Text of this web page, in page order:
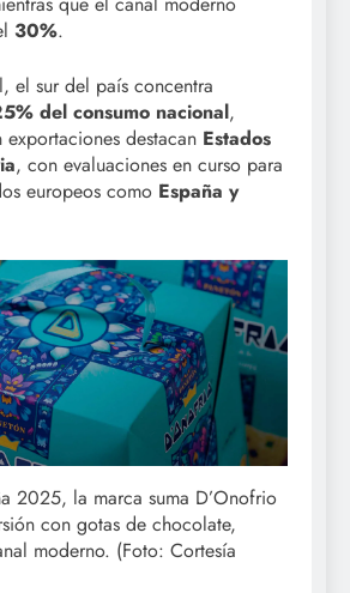
30%.
el sur del país concentra
del consumo nacional,
exportaciones destacan Estados
, con evaluaciones en curso para
europeos como España y
2025, la marca suma D’Onofrio
con gotas de chocolate,
moderno. (Foto: Cortesía